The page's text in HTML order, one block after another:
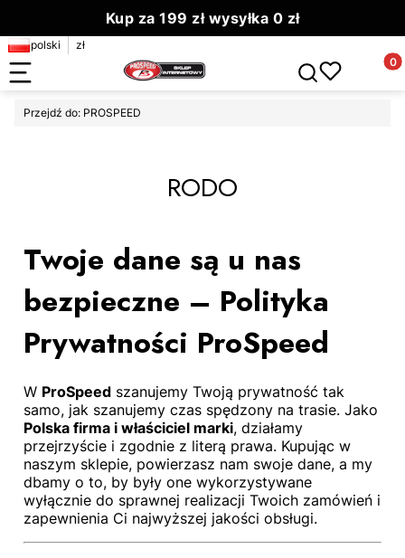
Kup za 199 zł wysyłka 0 zł
polski zł
Otwórz
Przejdź do: PROSPEED
RODO
Twoje dane są u nas
bezpieczne – Polityka
Prywatności ProSpeed
W ProSpeed szanujemy Twoją prywatność tak
samo, jak szanujemy czas spędzony na trasie. Jako
Polska firma i właściciel marki, działamy
przejrzyście i zgodnie z literą prawa. Kupując w
naszym sklepie, powierzasz nam swoje dane, a my
dbamy o to, by były one wykorzystywane
wyłącznie do sprawnej realizacji Twoich zamówień i
zapewnienia Ci najwyższej jakości obsługi.